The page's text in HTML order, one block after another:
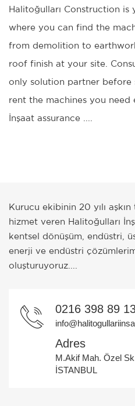
Halitoğulları Construction
where you can find the
from demolition to
roof finish at your site.
only solution partner before
rent the machines you need
İnşaat assurance ....
Kurucu ekibinin 20 yılı
hizmet veren Halitoğulları
kentsel dönüşüm, endüstri,
enerji ve endüstri
oluşturuyoruz....
0216 398 89
Adres
M.Akif Mah. Özel
İSTANBUL